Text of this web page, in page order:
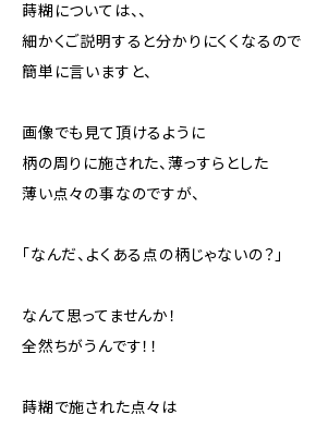
蒔糊については、、
細かくご説明すると分かりにくくなるので
簡単に言いますと、
画像でも見て頂けるように
柄の周りに施された、薄っすらとした
薄い点々の事なのですが、
「なんだ、よくある点の柄じゃないの？」
なんて思ってませんか！
全然ちがうんです！！
蒔糊で施された点々は